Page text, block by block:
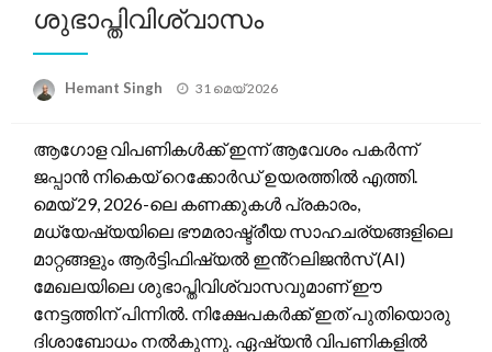
ശുഭാപ്തിവിശ്വാസം
Hemant Singh
Posted
31 മെയ്‌ 2026
ആഗോള വിപണികൾക്ക് ഇന്ന് ആവേശം പകർന്ന്
ജപ്പാൻ നികെയ് റെക്കോർഡ് ഉയരത്തിൽ എത്തി.
മെയ് 29, 2026-ലെ കണക്കുകൾ പ്രകാരം,
മധ്യേഷ്യയിലെ ഭൗമരാഷ്ട്രീയ സാഹചര്യങ്ങളിലെ
മാറ്റങ്ങളും ആർട്ടിഫിഷ്യൽ ഇൻ്റലിജൻസ് (AI)
മേഖലയിലെ ശുഭാപ്തിവിശ്വാസവുമാണ് ഈ
നേട്ടത്തിന് പിന്നിൽ. നിക്ഷേപകർക്ക് ഇത് പുതിയൊരു
ദിശാബോധം നൽകുന്നു. ഏഷ്യൻ വിപണികളിൽ